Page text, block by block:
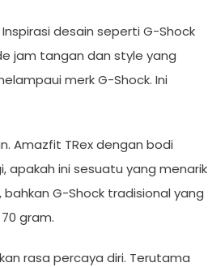
desain seperti G-Shock
jam tangan dan style yang
merk G-Shock. Ini
Amazfit TRex dengan bodi
apakah ini sesuatu yang menarik
G-Shock tradisional yang
gram.
rasa percaya diri. Terutama